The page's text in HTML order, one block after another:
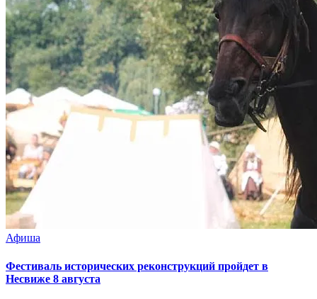
Афиша
Фестиваль исторических реконструкций пройдет в
Несвиже 8 августа